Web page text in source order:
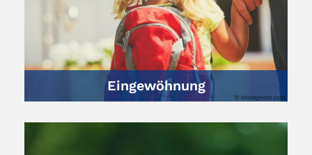
Eingewöhnung
© istockphoto.com